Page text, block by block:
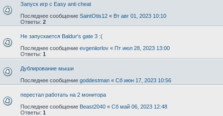
Запуск игр с Easy anti cheat
Последнее сообщение SaintOtis12 « Вт авг 01, 2023 10:10
Ответы: 2
Не запускается Baldur's gate 3 :(
Последнее сообщение evgeniiorlov « Пт июл 28, 2023 13:00
Ответы: 1
Дублирование мыши
Последнее сообщение goddestman « Сб июн 17, 2023 10:56
перестал работать на 2 монитора
Последнее сообщение Beast2040 « Сб май 06, 2023 12:48
Ответы: 1